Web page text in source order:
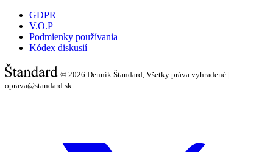
GDPR
V.O.P
Podmienky používania
Kódex diskusií
© 2026 Denník Štandard, Všetky práva vyhradené |
oprava@standard.sk